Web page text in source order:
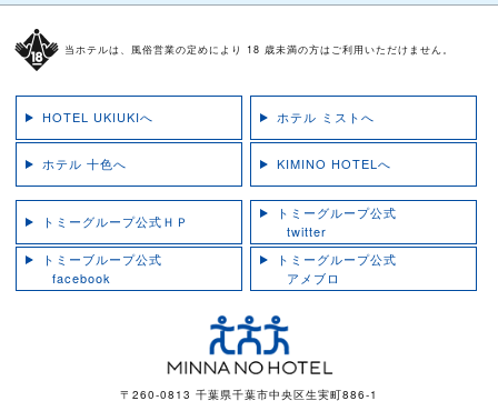
当ホテルは、風俗営業の定めにより 18 歳未満の方はご利用いただけません。
HOTEL UKIUKIへ ホテル ミストへ
ホテル 十色へ KIMINO HOTELへ
トミーグループ公式ＨＰ
トミーグループ公式
twitter
トミーブループ公式
facebook
トミーグループ公式
アメブロ
〒260-0813 千葉県千葉市中央区生実町886-1